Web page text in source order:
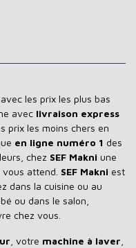
les prix les plus bas
avec livraison express
prix les moins chers en
en ligne numéro 1 des
chez SEF Makni une
attend. SEF Makni est
dans la cuisine ou au
ou dans le salon,
chez vous.
, votre machine à laver